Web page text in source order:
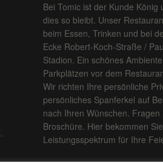
Bei Tomic ist der Kunde
dies so bleibt. Unser
beim Essen, Trinken und bei
Ecke Robert-Koch-Straße /
Stadion. Ein schönes
Parkplätzen vor dem
Wir richten Ihre persönliche
persönliches Spanferkel auf
nach Ihren Wünschen.
Broschüre. Hier bekommen
Leistungsspektrum für Ihre